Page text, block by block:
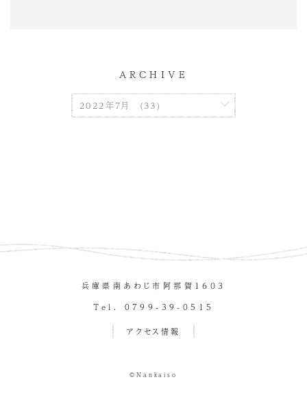
ARCHIVE
兵庫県南あわじ市阿那賀１６０３
Tel. 0799-39-0515
アクセス情報
©Nankaiso